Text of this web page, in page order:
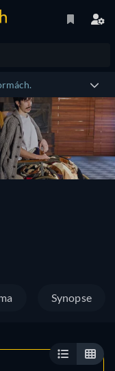
Synopse